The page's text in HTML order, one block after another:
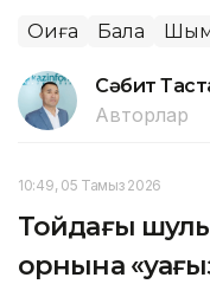
Оқиға Бала
Сәбит
Авторлар
10:49, 05 Тамыз 2026
Тойдағы шулы
орнына